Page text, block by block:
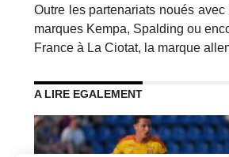
Outre les partenariats noués
marques Kempa, Spalding ou
France à La Ciotat, la marque
A LIRE EGALEMENT